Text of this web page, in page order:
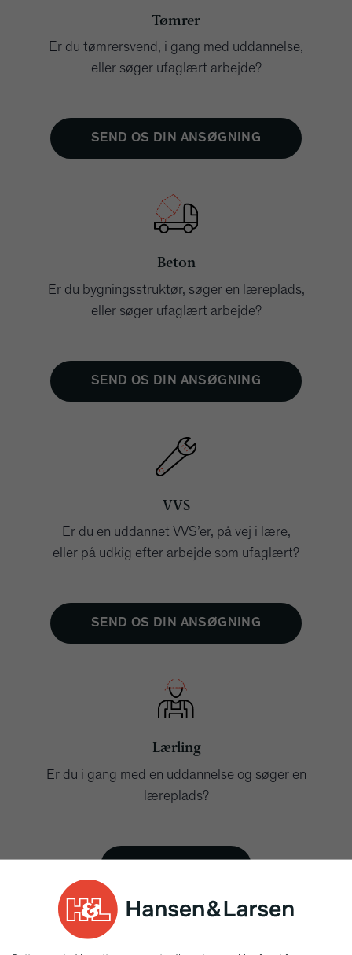
Tømrer
Er du tømrersvend, i gang med uddannelse,
eller søger ufaglært arbejde?
SEND OS DIN ANSØGNING
Beton
Er du bygningsstruktør, søger en læreplads,
eller søger ufaglært arbejde?
SEND OS DIN ANSØGNING
VVS
Er du en uddannet VVS’er, på vej i lære,
eller på udkig efter arbejde som ufaglært?
SEND OS DIN ANSØGNING
Lærling
Er du i gang med en uddannelse og søger en
læreplads?